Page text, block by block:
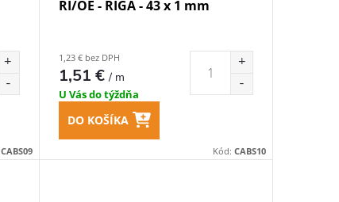
CABS09
RI/OE - RIGA - 43 x 1 mm
1,23 € bez DPH
1,51 €/ m
U Vás do týždňa
DO KOŠÍKA
Kód: CABS10